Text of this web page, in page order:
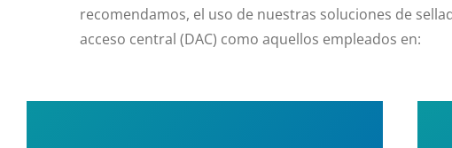
recomendamos, el uso de nuestras soluciones de
acceso central (DAC) como aquellos empleados en: